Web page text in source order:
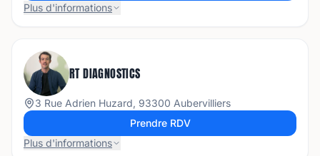
Plus d'informations
RT DIAGNOSTICS
3 Rue Adrien Huzard, 93300 Aubervilliers
Prendre RDV
Plus d'informations